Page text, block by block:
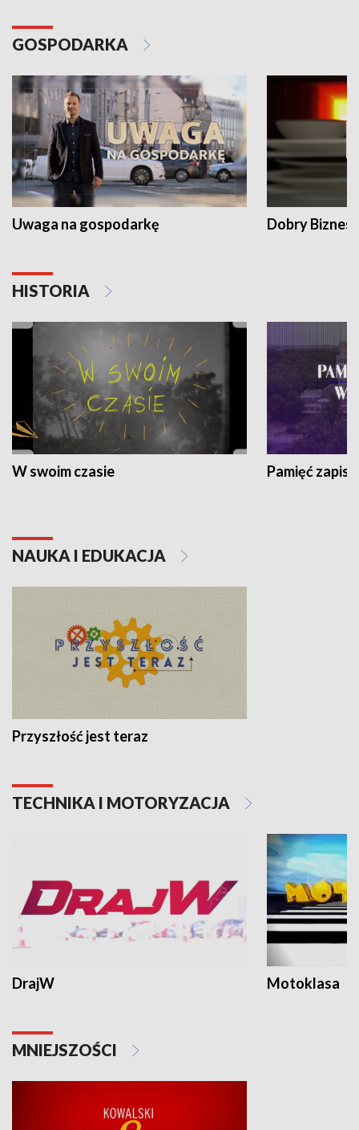
GOSPODARKA
Uwaga na gospodarkę Dobry Biznes
HISTORIA
W swoim czasie Pamięć
NAUKA I EDUKACJA
Przyszłość jest teraz
TECHNIKA I MOTORYZACJA
DrajW Motoklasa
MNIEJSZOŚCI